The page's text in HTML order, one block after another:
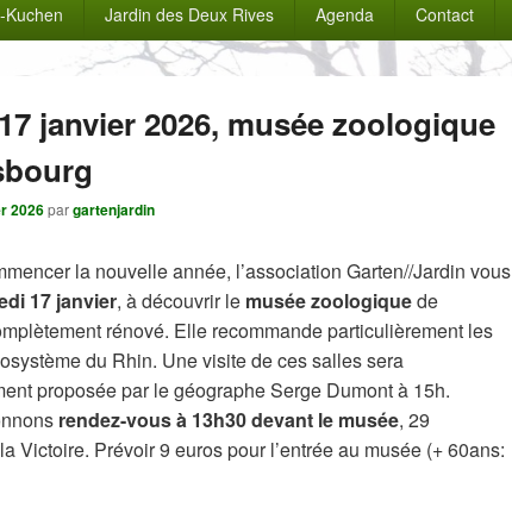
Kuchen Jardin des Deux Rives Agenda Contact
janvier 2026, musée zoologique
2026pargartenjardin
la nouvelle année, l’association Garten//Jardin vous
17 janvier, à découvrir le musée zoologiquede
rénové. Elle recommande particulièrement les
du Rhin. Une visite de ces salles sera
proposée par le géographe Serge Dumont à 15h.
rendez-vous à 13h30 devant le musée, 29
Victoire. Prévoir 9 euros pour l’entrée au musée (+ 60ans: